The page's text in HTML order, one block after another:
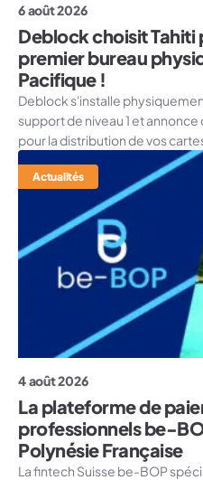
6 août 2026
Deblock choisit Tahiti
premier bureau
Pacifique !
Deblock s'installe
support de niveau 1 et
pour la distribution de vos
Actualités
4 août 2026
La plateforme de
professionnels be-
Polynésie Française
La fintech Suisse be-BOP